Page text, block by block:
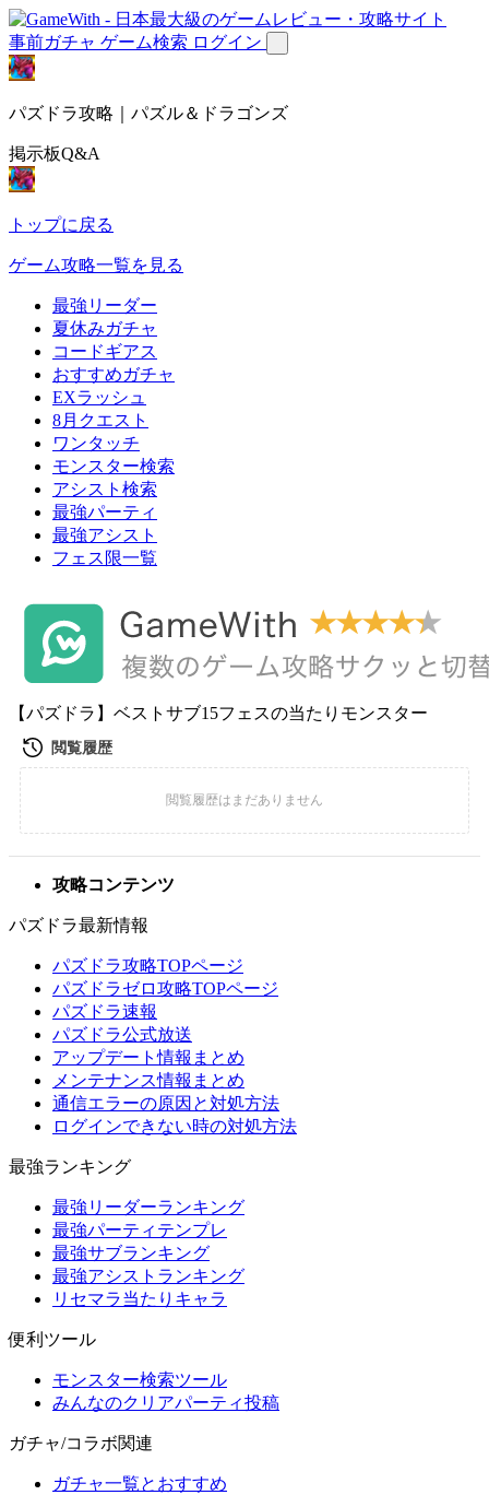
事前ガチャ ゲーム検索 ログイン
パズドラ攻略｜パズル＆ドラゴンズ
掲示板Q&A
トップに戻る
ゲーム攻略一覧を見る
最強リーダー
夏休みガチャ
コードギアス
おすすめガチャ
EXラッシュ
8月クエスト
ワンタッチ
モンスター検索
アシスト検索
最強パーティ
最強アシスト
フェス限一覧
【パズドラ】ベストサブ15フェスの当たりモンスター
攻略コンテンツ
パズドラ最新情報
パズドラ攻略TOPページ
パズドラゼロ攻略TOPページ
パズドラ速報
パズドラ公式放送
アップデート情報まとめ
メンテナンス情報まとめ
通信エラーの原因と対処方法
ログインできない時の対処方法
最強ランキング
最強リーダーランキング
最強パーティテンプレ
最強サブランキング
最強アシストランキング
リセマラ当たりキャラ
便利ツール
モンスター検索ツール
みんなのクリアパーティ投稿
ガチャ/コラボ関連
ガチャ一覧とおすすめ